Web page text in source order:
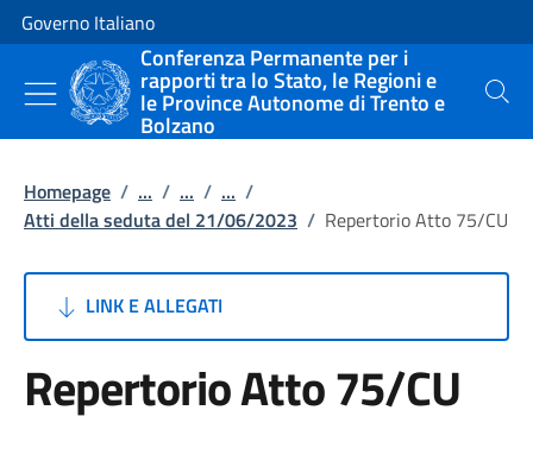
Vai al contenuto
Vai alla navigazione del sito
Governo Italiano
Conferenza Permanente per i
rapporti tra lo Stato, le Regioni e
le Province Autonome di Trento e
Bolzano
Cerca
Homepage / ... / ... / ... /
Atti della seduta del 21/06/2023 / Repertorio Atto 75/CU
LINK E ALLEGATI
Repertorio Atto 75/CU